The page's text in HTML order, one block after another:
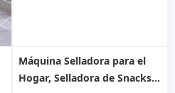
Máquina Selladora para el
Hogar, Selladora de Snacks